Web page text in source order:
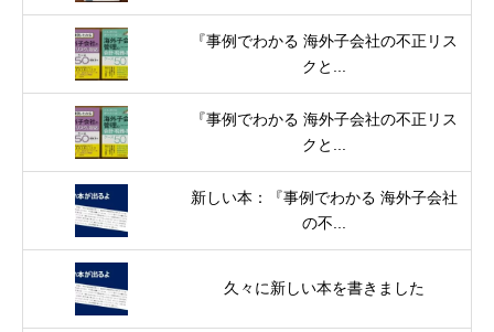
『事例でわかる 海外子会社の不正リス
クと...
『事例でわかる 海外子会社の不正リス
クと...
新しい本：『事例でわかる 海外子会社
の不...
久々に新しい本を書きました